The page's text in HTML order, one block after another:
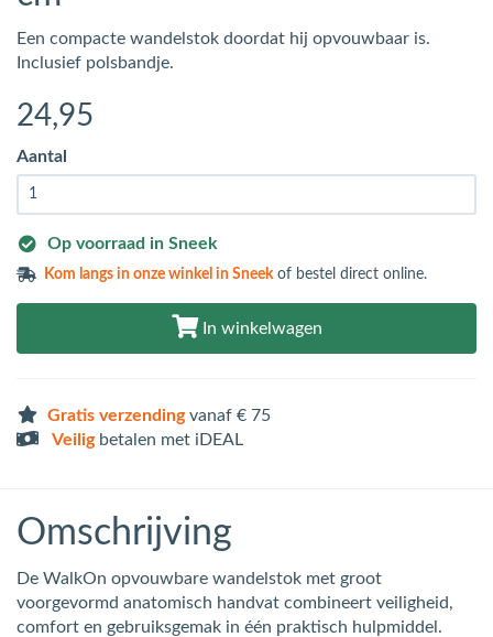
Een compacte wandelstok doordat hij opvouwbaar is.
Inclusief polsbandje.
24,95
Aantal
Op voorraad in Sneek
Kom langs inonze winkel in Sneek of bestel direct online.
In winkelwagen
Gratis verzendingvanaf € 75
Veiligbetalen met iDEAL
Omschrijving
De WalkOn opvouwbare wandelstok met groot
voorgevormd anatomisch handvat combineert veiligheid,
comfort en gebruiksgemak in één praktisch hulpmiddel.